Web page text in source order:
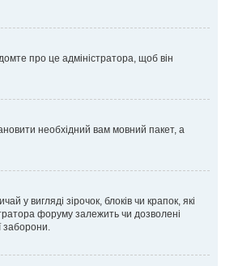
про це адміністратора, щоб він
необхідний вам мовний пакет, а
вигляді зірочок, блоків чи крапок, які
форуму залежить чи дозволені
заборони.